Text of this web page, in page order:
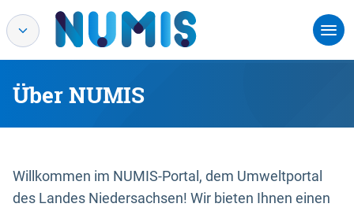
Über NUMIS
Willkommen im NUMIS-Portal, dem Umweltportal
des Landes Niedersachsen! Wir bieten Ihnen einen